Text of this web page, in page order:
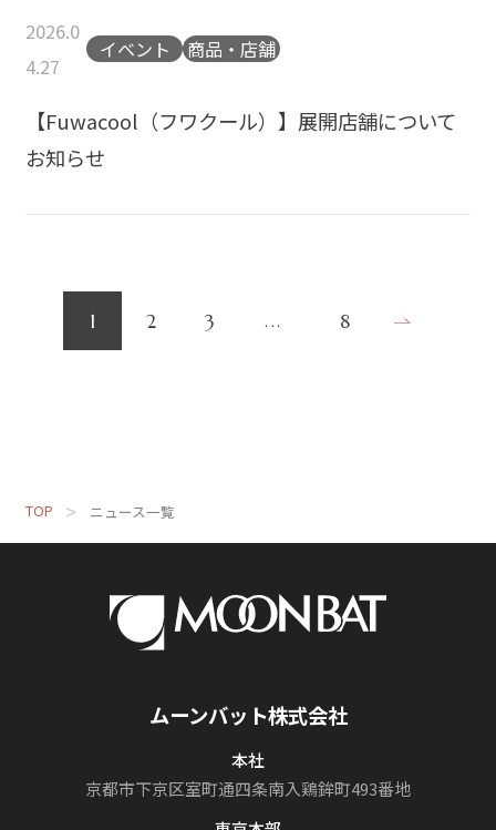
2026.0
4.27
イベント 商品・店舗
【Fuwacool（フワクール）】展開店舗について
お知らせ
1 2 3 8
TOP ニュース一覧
ムーンバット株式会社
本社
京都市下京区室町通四条南入鶏鉾町493番地